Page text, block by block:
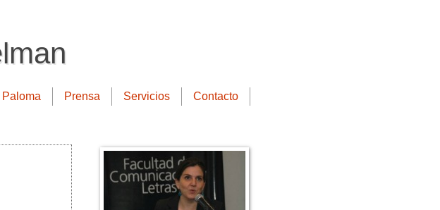
Prensa Servicios Contacto